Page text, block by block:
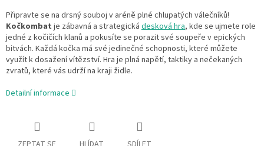
Připravte se na drsný souboj v aréně plné chlupatých válečníků!
Kočkombat je zábavná a strategická desková hra, kde se ujmete role
jedné z kočičích klanů a pokusíte se porazit své soupeře v epických
bitvách. Každá kočka má své jedinečné schopnosti, které můžete
využít k dosažení vítězství. Hra je plná napětí, taktiky a nečekaných
zvratů, které vás udrží na kraji židle.
Detailní informace